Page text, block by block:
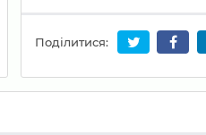
Поділитися: